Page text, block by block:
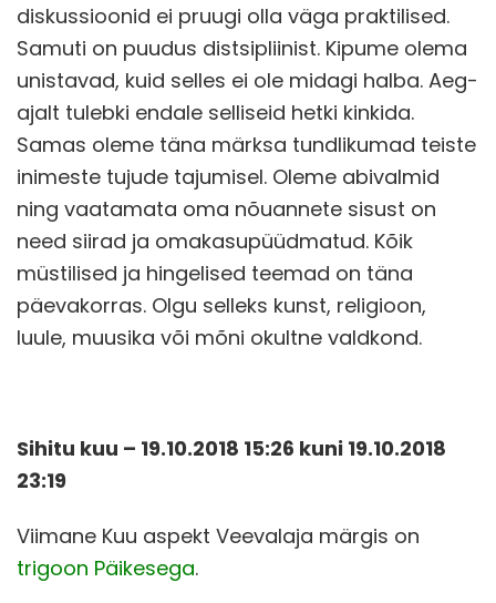
diskussioonid ei pruugi olla väga praktilised.
Samuti on puudus distsipliinist. Kipume olema
unistavad, kuid selles ei ole midagi halba. Aeg-
ajalt tulebki endale selliseid hetki kinkida.
Samas oleme täna märksa tundlikumad teiste
inimeste tujude tajumisel. Oleme abivalmid
ning vaatamata oma nõuannete sisust on
need siirad ja omakasupüüdmatud. Kõik
müstilised ja hingelised teemad on täna
päevakorras. Olgu selleks kunst, religioon,
luule, muusika või mõni okultne valdkond.
Sihitu kuu – 19.10.2018 15:26 kuni 19.10.2018
23:19
Viimane Kuu aspekt Veevalaja märgis on
trigoon Päikesega.